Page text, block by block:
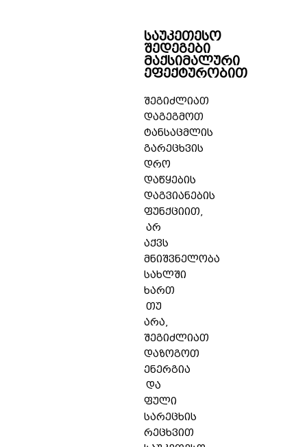
საუკეთესო
შედეგები
მაქსიმალური
ეფექტურობით
შეგიძლიათ
დაგეგმოთ
ტანსაცმლის
გარეცხვის
დრო
დაწყების
დაგვიანების
ფუნქციით,
არ
აქვს
მნიშვნელობა
სახლში
ხართ
თუ
არა,
შეგიძლიათ
დაზოგოთ
ენერგია
და
ფული
სარეცხის
რეცხვით